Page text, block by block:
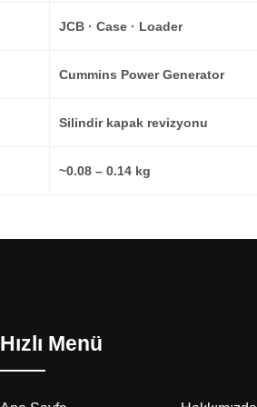
JCB · Case · Loader
Cummins Power Generator
Silindir kapak revizyonu
~0.08 – 0.14 kg
Hızlı Menü